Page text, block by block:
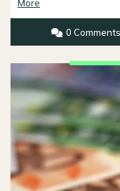
More
More
0 Comments